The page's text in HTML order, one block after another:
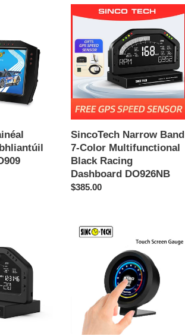
ú
c
h
á
n
:
SincoTech
Narrow
Band
Color
Multifunctional
Black
Racing
Dashboard
SincoTech Narrow Band
7-Color Multifunctional
Black Racing
Dashboard DO926NB
Regular
$385.00
SincoTech
2.1
Tomhsaire
Rásaíochta